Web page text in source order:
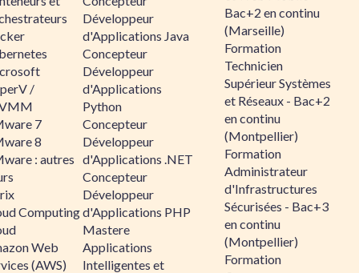
/
7
8
: autres
Computing
Web
(AWS)
Développeur
d'Applications Java
Concepteur
Développeur
d'Applications
Python
Concepteur
Développeur
d'Applications .NET
Concepteur
Développeur
d'Applications PHP
Mastere
Applications
Intelligentes et
Bac+2 en continu
(Marseille)
Formation
Technicien
Supérieur Systèmes
et Réseaux - Bac+2
en continu
(Montpellier)
Formation
Administrateur
d'Infrastructures
Sécurisées - Bac+3
en continu
(Montpellier)
Formation